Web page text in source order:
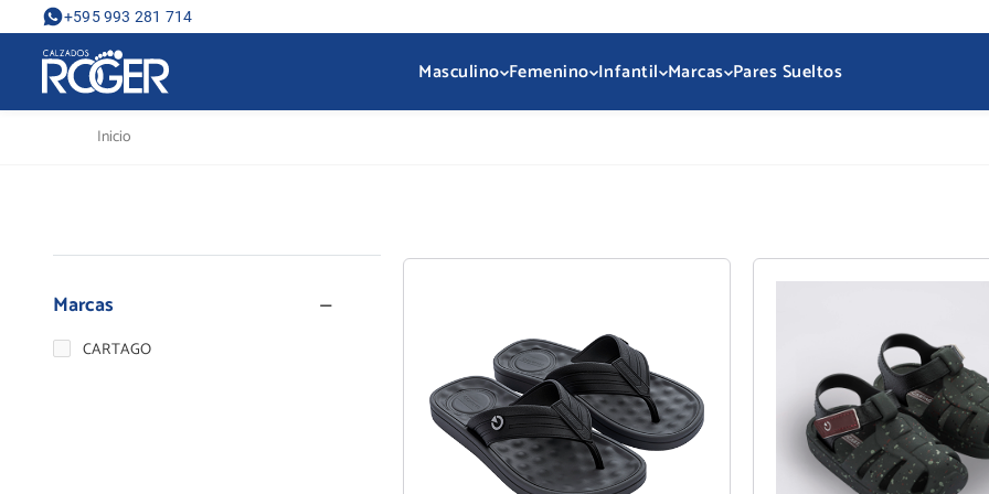
+595 993 281 714
Masculino Femenino Infantil Marcas Pares Sueltos
Inicio
Marcas
CARTAGO